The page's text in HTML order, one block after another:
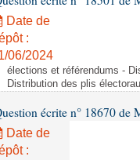
Date de
:
06/2024
élections et référendums -
Distribution des plis
écrite n° 18670 de
Date de
: